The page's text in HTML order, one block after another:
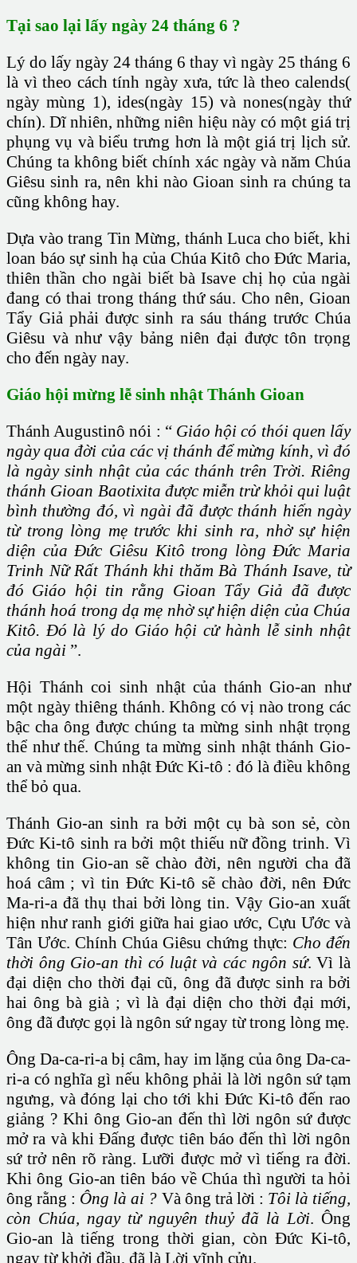
Tại sao lại lấy ngày 24 tháng 6 ?
Lý do lấy ngày 24 tháng 6 thay vì ngày 25 tháng 6
là vì theo cách tính ngày xưa, tức là theo calends(
ngày mùng 1), ides(ngày 15) và nones(ngày thứ
chín). Dĩ nhiên, những niên hiệu này có một giá trị
phụng vụ và biểu trưng hơn là một giá trị lịch sử.
Chúng ta không biết chính xác ngày và năm Chúa
Giêsu sinh ra, nên khi nào Gioan sinh ra chúng ta
cũng không hay.
Dựa vào trang Tin Mừng, thánh Luca cho biết, khi
loan báo sự sinh hạ của Chúa Kitô cho Đức Maria,
thiên thần cho ngài biết bà Isave chị họ của ngài
đang có thai trong tháng thứ sáu. Cho nên, Gioan
Tẩy Giả phải được sinh ra sáu tháng trước Chúa
Giêsu và như vậy bảng niên đại được tôn trọng
cho đến ngày nay.
Giáo hội mừng lễ sinh nhật Thánh Gioan
Thánh Augustinô nói : “ Giáo hội có thói quen lấy
ngày qua đời của các vị thánh để mừng kính, vì đó
là ngày sinh nhật của các thánh trên Trời. Riêng
thánh Gioan Baotixita được miễn trừ khỏi qui luật
bình thường đó, vì ngài đã được thánh hiến ngày
từ trong lòng mẹ trước khi sinh ra, nhờ sự hiện
diện của Đức Giêsu Kitô trong lòng Đức Maria
Trinh Nữ Rất Thánh khi thăm Bà Thánh Isave, từ
đó Giáo hội tin rằng Gioan Tẩy Giả đã được
thánh hoá trong dạ mẹ nhờ sự hiện diện của Chúa
Kitô. Đó là lý do Giáo hội cử hành lễ sinh nhật
của ngài ”.
Hội Thánh coi sinh nhật của thánh Gio-an như
một ngày thiêng thánh. Không có vị nào trong các
bậc cha ông được chúng ta mừng sinh nhật trọng
thể như thế. Chúng ta mừng sinh nhật thánh Gio-
an và mừng sinh nhật Đức Ki-tô : đó là điều không
thể bỏ qua.
Thánh Gio-an sinh ra bởi một cụ bà son sẻ, còn
Đức Ki-tô sinh ra bởi một thiếu nữ đồng trinh. Vì
không tin Gio-an sẽ chào đời, nên người cha đã
hoá câm ; vì tin Đức Ki-tô sẽ chào đời, nên Đức
Ma-ri-a đã thụ thai bởi lòng tin. Vậy Gio-an xuất
hiện như ranh giới giữa hai giao ước, Cựu Ước và
Tân Ước. Chính Chúa Giêsu chứng thực: Cho đến
thời ông Gio-an thì có luật và các ngôn sứ. Vì là
đại diện cho thời đại cũ, ông đã được sinh ra bởi
hai ông bà già ; vì là đại diện cho thời đại mới,
ông đã được gọi là ngôn sứ ngay từ trong lòng mẹ.
Ông Da-ca-ri-a bị câm, hay im lặng của ông Da-ca-
ri-a có nghĩa gì nếu không phải là lời ngôn sứ tạm
ngưng, và đóng lại cho tới khi Đức Ki-tô đến rao
giảng ? Khi ông Gio-an đến thì lời ngôn sứ được
mở ra và khi Đấng được tiên báo đến thì lời ngôn
sứ trở nên rõ ràng. Lưỡi được mở vì tiếng ra đời.
Khi ông Gio-an tiên báo về Chúa thì người ta hỏi
ông rằng : Ông là ai ? Và ông trả lời : Tôi là tiếng,
còn Chúa, ngay từ nguyên thuỷ đã là Lời. Ông
Gio-an là tiếng trong thời gian, còn Đức Ki-tô,
ngay từ khởi đầu, đã là Lời vĩnh cửu.